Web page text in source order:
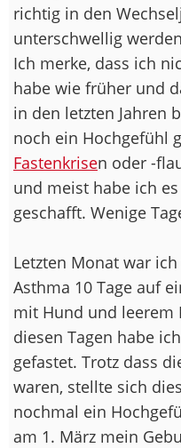
richtig in den
unterschwellig
Ich merke, dass ich
habe wie früher und
in den letzten Jahren
noch ein Hochgefühl
Fastenkrisen oder -
und meist habe ich
geschafft. Wenige
Letzten Monat war
Asthma 10 Tage auf
mit Hund und leerem
diesen Tagen habe
gefastet. Trotz dass
waren, stellte sich
nochmal ein
am 1. März mein